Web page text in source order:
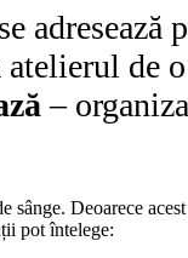
adresează
de
–
sânge. Deoarece
pot întelege: